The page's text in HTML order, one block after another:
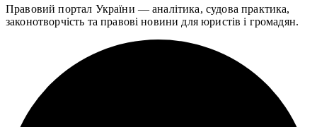
Правовий портал України — аналітика, судова практика,
законотворчість та правові новини для юристів і громадян.